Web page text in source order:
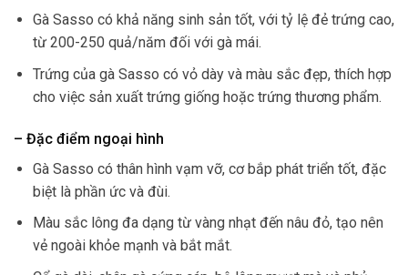
Gà Sasso có khả năng sinh sản tốt, với tỷ lệ đẻ trứng cao,
từ 200-250 quả/năm đối với gà mái.
Trứng của gà Sasso có vỏ dày và màu sắc đẹp, thích hợp
cho việc sản xuất trứng giống hoặc trứng thương phẩm.
– Đặc điểm ngoại hình
Gà Sasso có thân hình vạm vỡ, cơ bắp phát triển tốt, đặc
biệt là phần ức và đùi.
Màu sắc lông đa dạng từ vàng nhạt đến nâu đỏ, tạo nên
vẻ ngoài khỏe mạnh và bắt mắt.